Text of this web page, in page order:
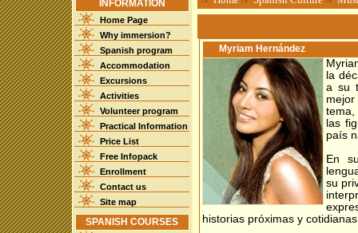
INFORMATION
Home Page
Why immersion?
Spanish program
Accommodation
Excursions
Activities
Volunteer program
Practical Information
Price List
Free Infopack
Enrollment
Contact us
Site map
SPANISH COURSES
Myriam Hernández
la
a su
tema,
las
país
En
su
historias próximas y